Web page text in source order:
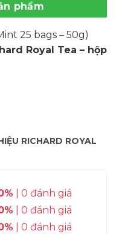
phẩm
25 bags – 50g)
Royal Tea – hộp
RICHARD ROYAL
| 0 đánh giá
| 0 đánh giá
| 0 đánh giá